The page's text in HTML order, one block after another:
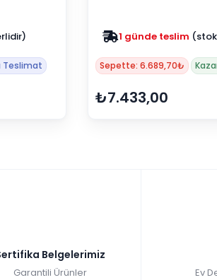
Teslimat
Zam yok 2025
Sepette: 6.689,70₺
₺7.433,00
Belgelerimiz
Garantili Ürünler Ev